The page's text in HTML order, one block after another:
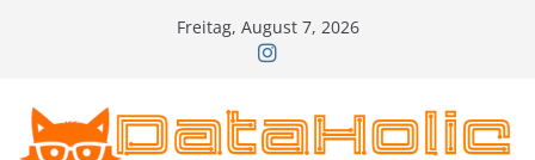
Freitag, August 7, 2026